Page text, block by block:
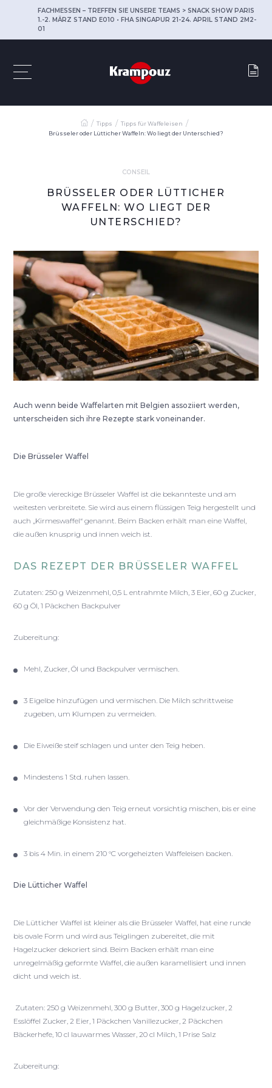
FACHMESSEN – TREFFEN SIE UNSERE TEAMS > SNACK SHOW PARIS
1.-2. MÄRZ STAND E010 • FHA SINGAPUR 21-24. APRIL STAND 2M2-
01
Tipps
Tipps für Waffeleisen
Brüsseler oder Lütticher Waffeln: Wo liegt der Unterschied?
CONSEIL
BRÜSSELER ODER LÜTTICHER
WAFFELN: WO LIEGT DER
UNTERSCHIED?
Auch wenn beide Waffelarten mit Belgien assoziiert werden,
unterscheiden sich ihre Rezepte stark voneinander.
Die Brüsseler Waffel
Die große viereckige Brüsseler Waffel ist die bekannteste und am
weitesten verbreitete. Sie wird aus einem flüssigen Teig hergestellt und
auch „Kirmeswaffel“ genannt. Beim Backen erhält man eine Waffel,
die außen knusprig und innen weich ist.
DAS REZEPT DER BRÜSSELER WAFFEL
Zutaten: 250 g Weizenmehl, 0,5 L entrahmte Milch, 3 Eier, 60 g Zucker,
60 g Öl, 1 Päckchen Backpulver
Zubereitung:
Mehl, Zucker, Öl und Backpulver vermischen.
3 Eigelbe hinzufügen und vermischen. Die Milch schrittweise
zugeben, um Klumpen zu vermeiden.
Die Eiweiße steif schlagen und unter den Teig heben.
Mindestens 1 Std. ruhen lassen.
Vor der Verwendung den Teig erneut vorsichtig mischen, bis er eine
gleichmäßige Konsistenz hat.
3 bis 4 Min. in einem 210 °C vorgeheizten Waffeleisen backen.
Die Lütticher Waffel
Die Lütticher Waffel ist kleiner als die Brüsseler Waffel, hat eine runde
bis ovale Form und wird aus Teiglingen zubereitet, die mit
Hagelzucker dekoriert sind. Beim Backen erhält man eine
unregelmäßig geformte Waffel, die außen karamellisiert und innen
dicht und weich ist.
Zutaten: 250 g Weizenmehl, 300 g Butter, 300 g Hagelzucker, 2
Esslöffel Zucker, 2 Eier, 1 Päckchen Vanillezucker, 2 Päckchen
Bäckerhefe, 10 cl lauwarmes Wasser, 20 cl Milch, 1 Prise Salz
Zubereitung: